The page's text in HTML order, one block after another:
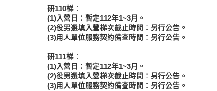
研110梯：
(1)入營日：暫定112年1~3月。
(2)役男選填入營梯次截止時間：另行公告。
(3)用人單位服務契約備查時間：另行公告。
研111梯：
(1)入營日：暫定112年1~3月。
(2)役男選填入營梯次截止時間：另行公告。
(3)用人單位服務契約備查時間：另行公告。